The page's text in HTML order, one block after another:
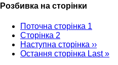
Розбивка на сторінки
Поточна сторінка 1
Сторінка 2
Наступна сторінка ››
Остання сторінка Last »